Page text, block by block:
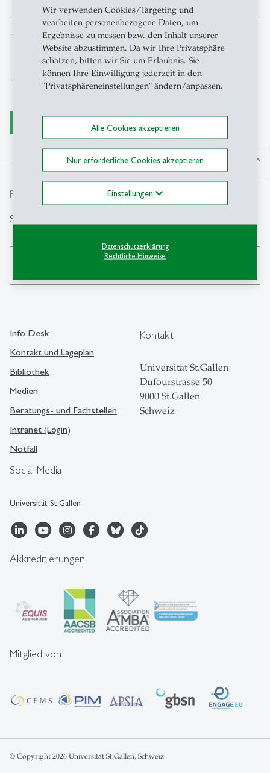
Wir verwenden Cookies/Targeting und
vearbeiten personenbezogene Daten, um
Ergebnisse zu messen bzw. den Inhalt unserer
Website abzustimmen. Da wir Ihre Privatsphäre
schätzen, bitten wir Sie um Erlaubnis. Sie
können Ihre Einwilligung jederzeit in den
"Privatsphäreneinstellungen" ändern/anpassen.
Alle Cookies akzeptieren
Nur erforderliche Cookies akzeptieren
Einstellungen
Datenschutzerklärung
Rechtliche Hinweise
E-Mail Adresse*
north
From insight to impact.
Suche
Social Media
Universität St.Gallen
Info Desk
Kontakt und Lageplan
Bibliothek
Medien
Beratungs- und Fachstellen
Intranet (Login)
Notfall
Kontakt
Universität St.Gallen
Dufourstrasse 50
9000 St.Gallen
Schweiz
Akkreditierungen
Mitglied von
© Copyright 2026 Universität St.Gallen, Schweiz